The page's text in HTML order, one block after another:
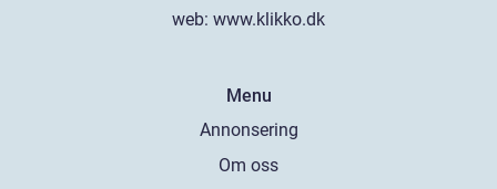
web: www.klikko.dk
Menu
Annonsering
Om oss